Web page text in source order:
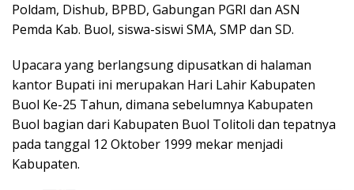
Poldam, Dishub, BPBD, Gabungan PGRI dan ASN
Pemda Kab. Buol, siswa-siswi SMA, SMP dan SD.
Upacara yang berlangsung dipusatkan di halaman
kantor Bupati ini merupakan Hari Lahir Kabupaten
Buol Ke-25 Tahun, dimana sebelumnya Kabupaten
Buol bagian dari Kabupaten Buol Tolitoli dan tepatnya
pada tanggal 12 Oktober 1999 mekar menjadi
Kabupaten.